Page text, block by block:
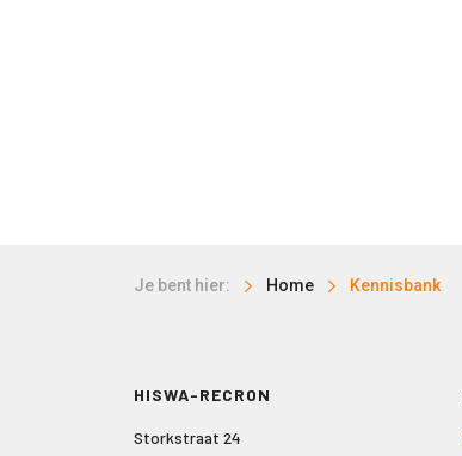
Je bent hier: Home Kennisbank
HISWA-RECRON
Storkstraat 24